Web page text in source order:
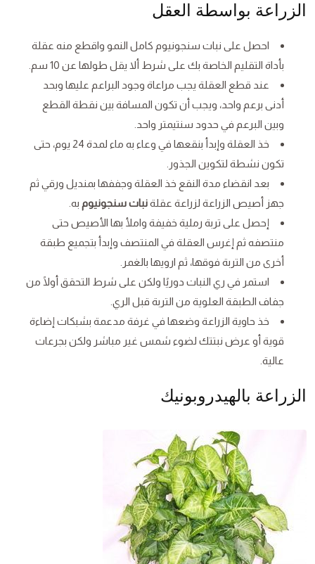
الزراعة بواسطة العقل
احصل على نبات سنجونيوم كامل النمو واقطع منه عقلة
بأداة التقليم الخاصة بك على شرط ألا يقل طولها عن 10 سم.
عند قطع العقلة يجب مراعاة وجود البراعم عليها وبحد
أدنى برعم واحد، ويجب أن تكون المسافة بين نقطة القطع
وبين البرعم في حدود سنتيمتر واحد.
خذ العقلة وإبدأ بنقعها في وعاء به ماء لمدة 24 يوم، حتى
تكون نشطة لتكوين الجذور.
بعد انقضاء مدة النقع خذ العقلة وجففها بمنديل ورقي ثم
جهز أصيص الزراعة لزراعة عقلةنبات سنجونيوم به.
إحصل على تربة رملية خفيفة واملأ بها الأصيص حتى
منتصفه ثم إغرس العقلة في المنتصف وإبدأ بتجميع طبقة
أخرى من التربة فوقها، ثم ارويها بالغمر.
استمر في ري النبات دوريًا ولكن على شرط التحقق أولًا من
جفاف الطبقة العلوية من التربة قبل الري.
خذ حاوية الزراعة وضعها في غرفة مدعمة بشبكات إضاءة
قوية أو عرض نبتتك لضوء شمس غير مباشر ولكن بجرعات
عالية.
الزراعة بالهيدروبونيك